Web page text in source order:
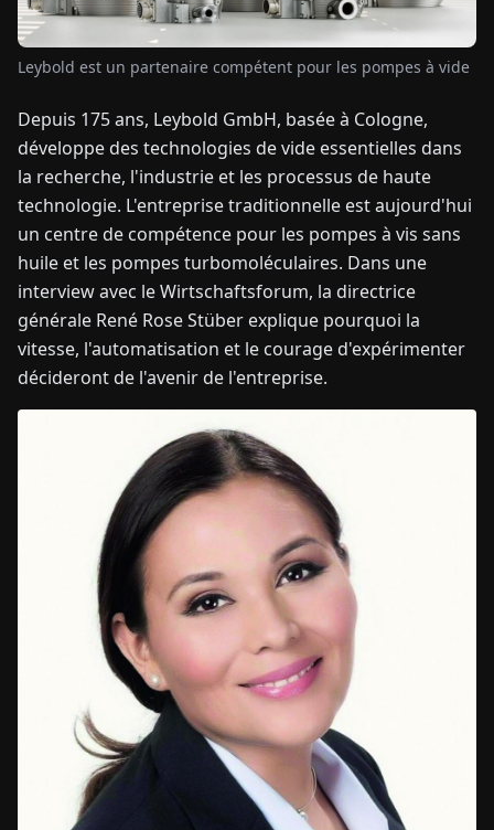
ENDEFR ESITNLPLHU
CONTACTEZ-
NOUS
Leybold est un partenaire compétent pour les pompes à vide
Depuis 175 ans, Leybold GmbH, basée à Cologne,
développe des technologies de vide essentielles dans
la recherche, l'industrie et les processus de haute
technologie. L'entreprise traditionnelle est aujourd'hui
un centre de compétence pour les pompes à vis sans
huile et les pompes turbomoléculaires. Dans une
interview avec le Wirtschaftsforum, la directrice
générale René Rose Stüber explique pourquoi la
vitesse, l'automatisation et le courage d'expérimenter
décideront de l'avenir de l'entreprise.